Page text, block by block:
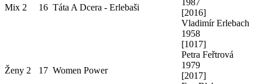
Mix 2 16 Táta A Dcera - Erlebaši
1987
[2016]
Vladimír Erlebach
1958
Ženy 2 17 Women Power
[1017]
Petra Feřtrová
1979
[2017]